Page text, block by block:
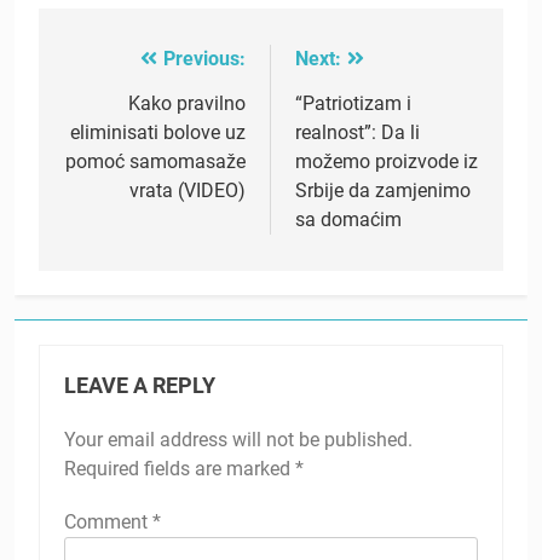
navigation
Previous:
Kako pravilno
eliminisati bolove uz
pomoć samomasaže
vrata (VIDEO)
Next:
“Patriotizam i
realnost”: Da li
možemo proizvode iz
Srbije da zamjenimo
sa domaćim
LEAVE A REPLY
Your email address will not be published.
Required fields are marked *
Comment *